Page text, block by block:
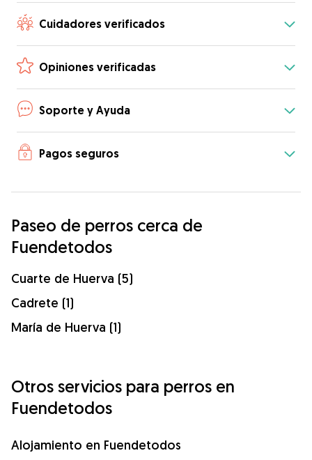
Cuidadores verificados
Opiniones verificadas
Soporte y Ayuda
Pagos seguros
Paseo de perros cerca de
Fuendetodos
Cuarte de Huerva (5)
Cadrete (1)
María de Huerva (1)
Otros servicios para perros en
Fuendetodos
Alojamiento en Fuendetodos